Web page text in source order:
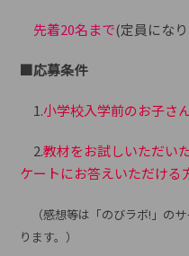
先着20名まで(定員にな
■応募条件
1.小学校入学前のお子さ
2.教材をお試しいただい
ケートにお答えいただける
（感想等は「のびラボ!」の
ります。）